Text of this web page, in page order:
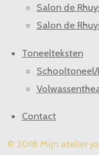
Salon de
Salon de
Toneelteksten
Contact
© 2018 Mijn atelier